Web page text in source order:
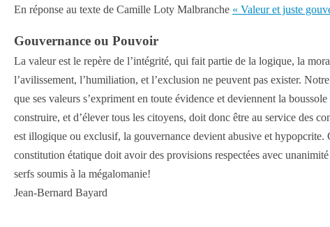
En réponse au texte de Camille Loty Malbranche « Valeur et juste
Gouvernance ou Pouvoir
La valeur est le repère de l’intégrité, qui fait partie de la logique, la
l’avilissement, l’humiliation, et l’exclusion ne peuvent pas exister.
que ses valeurs s’expriment en toute évidence et deviennent la
construire, et d’élever tous les citoyens, doit donc être au service des
est illogique ou exclusif, la gouvernance devient abusive et hypopcrite.
constitution étatique doit avoir des provisions respectées avec
serfs soumis à la mégalomanie!
Jean-Bernard Bayard